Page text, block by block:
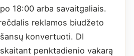
18:00 arba savaitgaliais.
reklamos biudžeto
konvertuoti. DI
penktadienio vakarą